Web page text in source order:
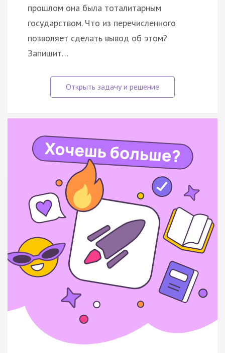
прошлом она была тоталитарным
государством. Что из перечисленного
позволяет сделать вывод об этом?
Запишит…